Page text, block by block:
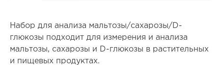
Набор для анализа мальтозы/сахарозы/D-
глюкозы подходит для измерения и анализа
мальтозы, сахарозы и D-глюкозы в растительных
и пищевых продуктах.